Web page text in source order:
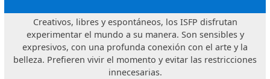
Creativos, libres y espontáneos, los ISFP disfrutan
experimentar el mundo a su manera. Son sensibles y
expresivos, con una profunda conexión con el arte y la
belleza. Prefieren vivir el momento y evitar las restricciones
innecesarias.